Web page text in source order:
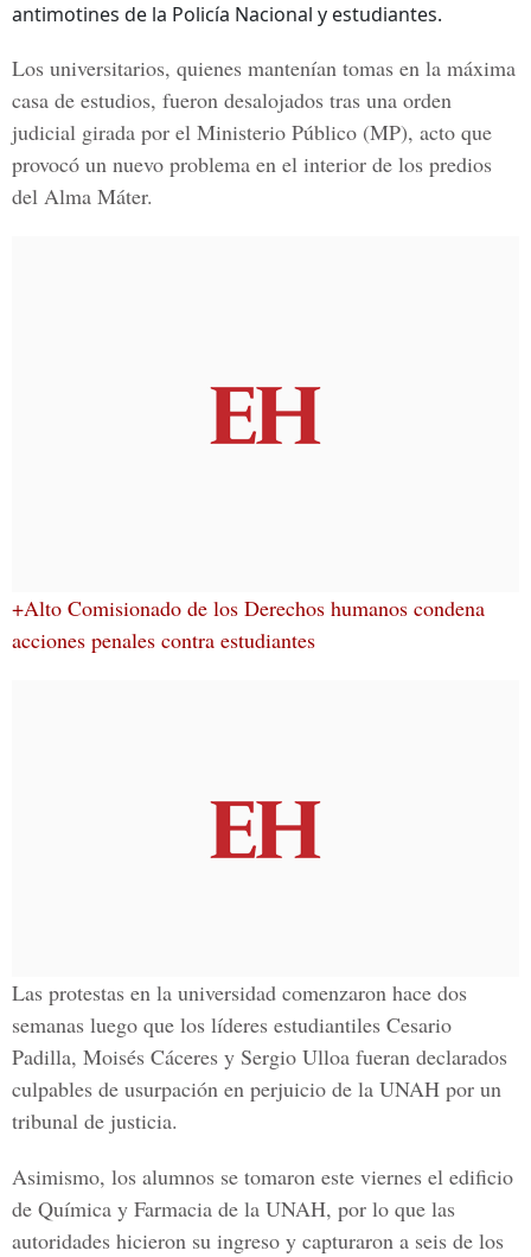
antimotines de la Policía Nacional y estudiantes.
Los universitarios, quienes mantenían tomas en la máxima
casa de estudios, fueron desalojados tras una orden
judicial girada por el Ministerio Público (MP), acto que
provocó un nuevo problema en el interior de los predios
del Alma Máter.
+Alto Comisionado de los Derechos humanos condena
acciones penales contra estudiantes
Las protestas en la universidad comenzaron hace dos
semanas luego que los líderes estudiantiles Cesario
Padilla, Moisés Cáceres y Sergio Ulloa fueran declarados
culpables de usurpación en perjuicio de la UNAH por un
tribunal de justicia.
Asimismo, los alumnos se tomaron este viernes el edificio
de Química y Farmacia de la UNAH, por lo que las
autoridades hicieron su ingreso y capturaron a seis de los